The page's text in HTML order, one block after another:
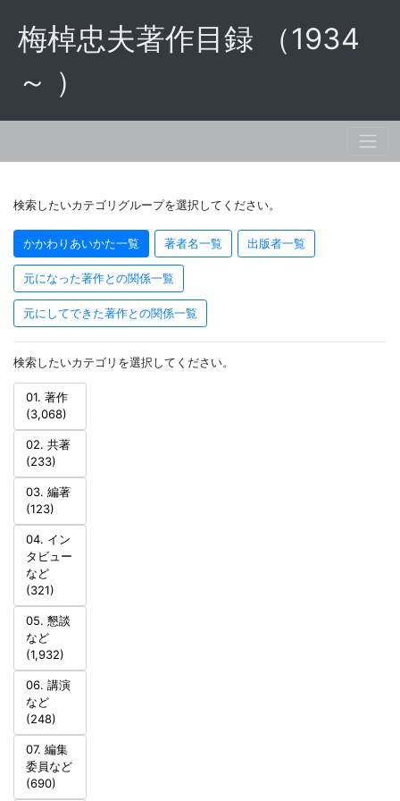
梅棹忠夫著作目録 （1934
～ ）
検索したいカテゴリグループを選択してください。
かかわりあいかた一覧 著者名一覧 出版者一覧
元になった著作との関係一覧
元にしてできた著作との関係一覧
検索したいカテゴリを選択してください。
01. 著作
(3,068)
02. 共著
(233)
03. 編著
(123)
04. イン
タビュー
など
(321)
05. 懇談
など
(1,932)
06. 講演
など
(248)
07. 編集
委員など
(690)